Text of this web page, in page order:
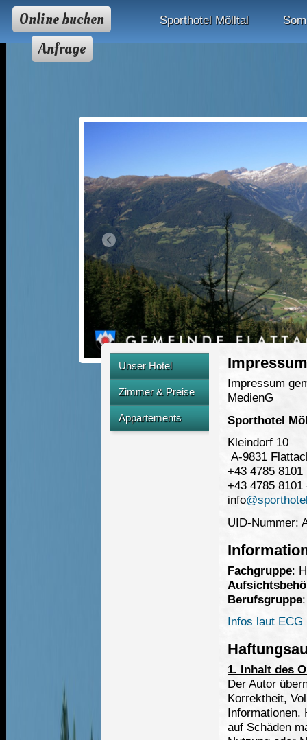
Online buchen
Anfrage
Sporthotel Mölltal
Impressum
MedienG
Sporthotel
Kleindorf 10
A-9831
+43 4785 8101
+43 4785 8101
info
UID-Nummer:
Fachgruppe:
Berufsgruppe
Infos laut ECG
1. Inhalt des
Der Autor
Korrektheit,
Informationen.
auf Schäden
Unser Hotel
Übersicht
Ausstattung
Zimmer & Preise
Unsere Zimmer
Appartements